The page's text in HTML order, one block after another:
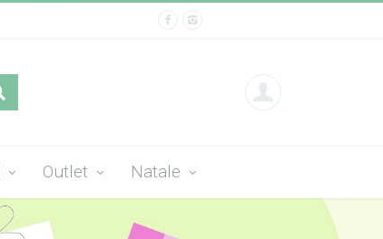
Outlet Natale